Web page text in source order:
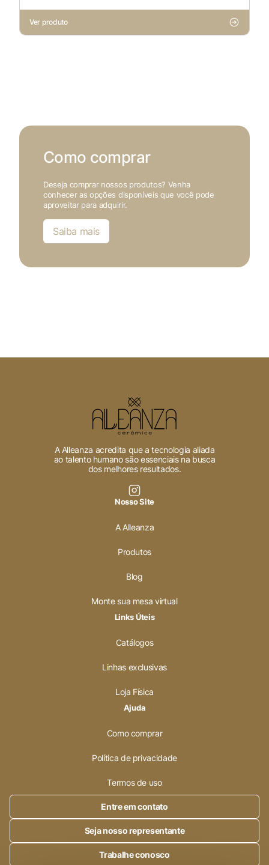
Ver produto
Como comprar
Deseja comprar nossos produtos? Venha
conhecer as opções disponíveis que você pode
aproveitar para adquirir.
Saiba mais
A Alleanza acredita que a tecnologia aliada
ao talento humano são essenciais na busca
dos melhores resultados.
Nosso Site
A Alleanza
Produtos
Blog
Monte sua mesa virtual
Links Úteis
Catálogos
Linhas exclusivas
Loja Física
Ajuda
Como comprar
Política de privacidade
Termos de uso
Entre em contato
Seja nosso representante
Trabalhe conosco